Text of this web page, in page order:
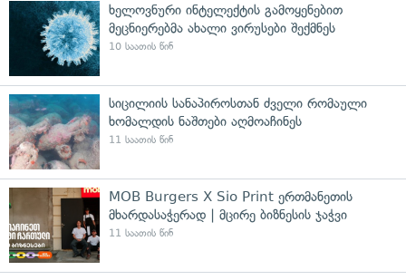
ხელოვნური ინტელექტის გამოყენებით
მეცნიერებმა ახალი ვირუსები შექმნეს
10 საათის წინ
სიცილიის სანაპიროსთან ძველი რომაული
ხომალდის ნაშთები აღმოაჩინეს
11 საათის წინ
MOB Burgers X Sio Print ერთმანეთის
მხარდასაჭერად | მცირე ბიზნესის ჯაჭვი
11 საათის წინ